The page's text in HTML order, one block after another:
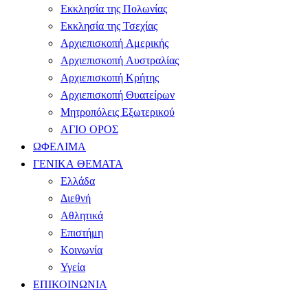
Εκκλησία της Πολωνίας
Εκκλησία της Τσεχίας
Αρχιεπισκοπή Αμερικής
Αρχιεπισκοπή Αυστραλίας
Αρχιεπισκοπή Κρήτης
Αρχιεπισκοπή Θυατείρων
Μητροπόλεις Εξωτερικού
ΑΓΙΟ ΟΡΟΣ
ΩΦΕΛΙΜΑ
ΓΕΝΙΚΑ ΘΕΜΑΤΑ
Ελλάδα
Διεθνή
Αθλητικά
Επιστήμη
Κοινωνία
Υγεία
ΕΠΙΚΟΙΝΩΝΙΑ